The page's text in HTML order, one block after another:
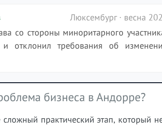
Люксембург · весна
со стороны миноритарного
и отклонил требования об
бизнеса в Андорре?
практический этап, который